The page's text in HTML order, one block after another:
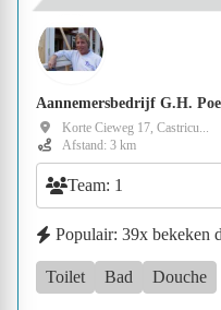
Aannemersbedrijf G.H.
Korte Cieweg 17, Castricu...
Afstand: 3 km
Team: 1
Populair: 39x bekeken
Toilet Bad Douche